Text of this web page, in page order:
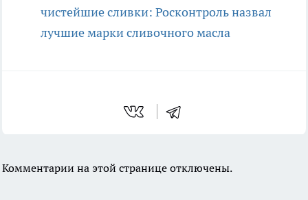
чистейшие сливки: Росконтроль назвал
лучшие марки сливочного масла
Комментарии на этой странице отключены.